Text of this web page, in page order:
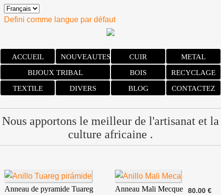
Defini comme langue par défaut
ACCUEIL NOUVEAUTES CUIR
METAL
BIJOUX TRIBAL
BOIS
RECYCLAGE
TEXTILE
DIVERS BLOG CONTACTEZ
Nous apportons le meilleur de l'artisanat et la
culture africaine .
Anneau de pyramide Tuareg 80.00 €
Anneau Mali Mecque